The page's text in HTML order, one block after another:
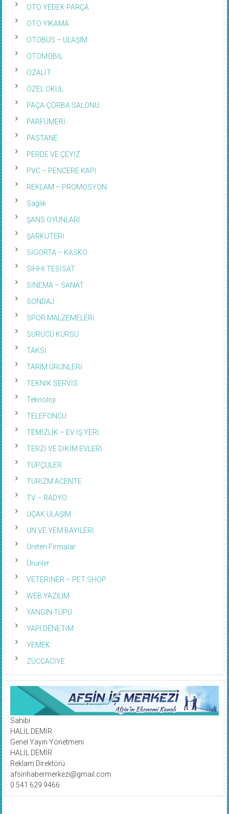
OTO YEDEK PARÇA
OTO YIKAMA
OTOBÜS – ULAŞIM
OTOMOBİL
OZALİT
ÖZEL OKUL
PAÇA-ÇORBA SALONU
PARFÜMERİ
PASTANE
PERDE VE ÇEYİZ
PVC – PENCERE KAPI
REKLAM – PROMOSYON
Sağlık
ŞANS OYUNLARI
ŞARKÜTERİ
SİGORTA – KASKO
SIHHİ TESİSAT
SİNEMA – SANAT
SONDAJ
SPOR MALZEMELERİ
SÜRÜCÜ KURSU
TAKSİ
TARIM ÜRÜNLERİ
TEKNİK SERVİS
Teknoloji
TELEFONCU
TEMİZLİK – EV İŞ YERİ
TERZİ VE DİKİM EVLERİ
TÜPÇÜLER
TURİZM ACENTE
TV – RADYO
UÇAK ULAŞIM
UN VE YEM BAYİLERİ
Üreten Firmalar
Ürünler
VETERİNER – PET SHOP
WEB YAZILIM
YANGIN TÜPÜ
YAPI DENETİM
YEMEK
ZÜCCACİYE
Sahibi
HALİL DEMİR
Genel Yayın Yönetmeni
HALİL DEMİR
Reklam Direktörü
afsinhabermerkezi@gmail.com
0 541 629 9466